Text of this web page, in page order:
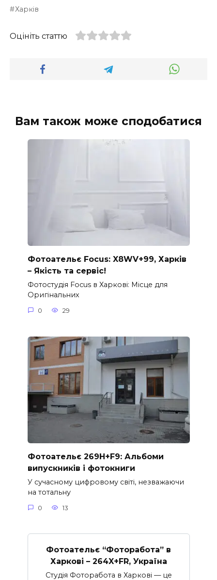
Харків
Оцініть статтю
Вам також може сподобатися
Фотоательє Focus: X8WV+99, Харків
– Якість та сервіс!
Фотостудія Focus в Харкові: Місце для
Оригінальних
0 29
Фотоательє 269H+F9: Альбоми
випускників і фотокниги
У сучасному цифровому світі, незважаючи
на тотальну
0 13
Фотоательє “Фоторабота” в
Харкові – 264X+FR, Україна
Студія Фоторабота в Харкові — це